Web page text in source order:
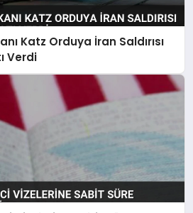
Katz Orduya İran Saldırısı
Verdi